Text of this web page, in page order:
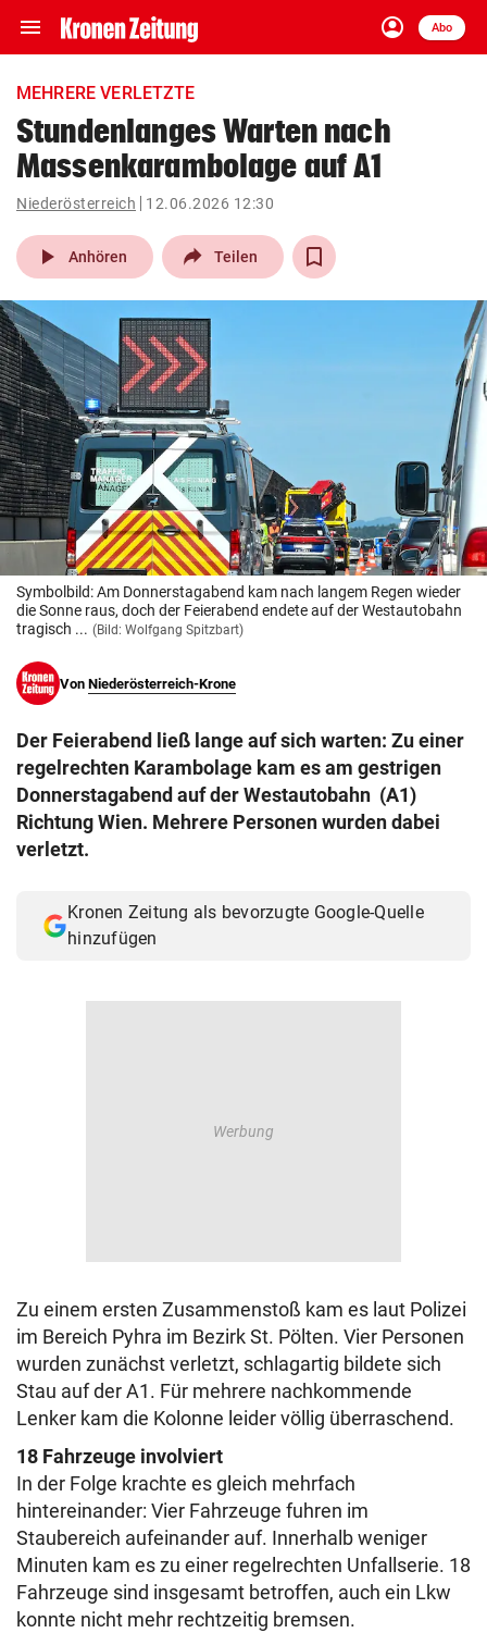
menu Navigation
ein-/ausklappen
account_circle
Anmelden
Abo
close Schließen
account_circle Anmelden
arrow_right
pin_drop
Wien arrow_right
bookmark
search
Suchbegriff
eingeben
© Krone Multimedia GmbH & Co KG 2026
Muthgasse 2, 1190 Wien
MEHRERE VERLETZTE
Stundenlanges Warten nach
Massenkarambolage auf A1
Niederösterreich 12.06.2026 12:30
play_arrow Anhören Teilen
Symbolbild: Am Donnerstagabend kam nach langem Regen wieder
die Sonne raus, doch der Feierabend endete auf der Westautobahn
tragisch ... (Bild: Wolfgang Spitzbart)
Von Niederösterreich-Krone
Der Feierabend ließ lange auf sich warten: Zu einer
regelrechten Karambolage kam es am gestrigen
Donnerstagabend auf der Westautobahn (A1)
Richtung Wien. Mehrere Personen wurden dabei
verletzt.
Kronen Zeitung als bevorzugte Google-Quelle
hinzufügen
Zu einem ersten Zusammenstoß kam es laut Polizei
im Bereich Pyhra im Bezirk St. Pölten. Vier Personen
wurden zunächst verletzt, schlagartig bildete sich
Stau auf der A1. Für mehrere nachkommende
Lenker kam die Kolonne leider völlig überraschend.
18 Fahrzeuge involviert
In der Folge krachte es gleich mehrfach
hintereinander: Vier Fahrzeuge fuhren im
Staubereich aufeinander auf. Innerhalb weniger
Minuten kam es zu einer regelrechten Unfallserie. 18
Fahrzeuge sind insgesamt betroffen, auch ein Lkw
konnte nicht mehr rechtzeitig bremsen.